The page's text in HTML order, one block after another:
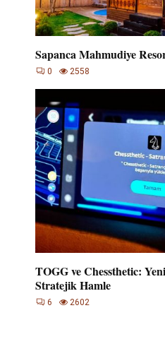
Sapanca Mahmudiye
0 2558
TOGG ve Chessthetic:
Stratejik Hamle
6 2602